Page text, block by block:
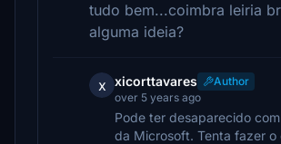
tudo bem...coimbra leiria
alguma ideia?
x xicorttavares
Author
over 5 years ago
Pode ter desaparecido
da Microsoft. Tenta fazer o